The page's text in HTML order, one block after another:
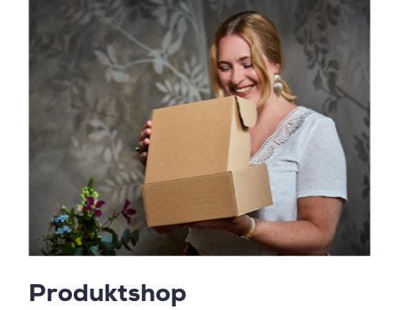
Produktshop